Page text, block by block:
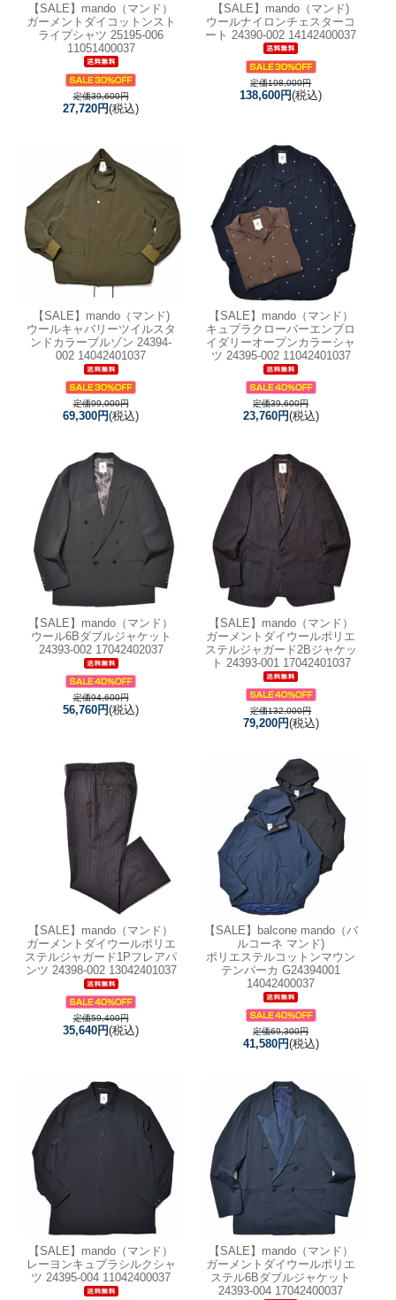
【SALE】 mando（マンド）
ガーメントダイコットンスト
ライプシャツ 25195-006
11051400037
定価39,600円
27,720円(税込)
【SALE】 mando（マンド)
ウールナイロンチェスターコ
ート 24390-002 14142400037
定価198,000円
138,600円(税込)
【SALE】 mando（マンド)
ウールキャバリーツイルスタ
ンドカラーブルゾン 24394-
002 14042401037
定価99,000円
69,300円(税込)
【SALE】 mando（マンド）
キュプラクローバーエンブロ
イダリーオープンカラーシャ
ツ 24395-002 11042401037
定価39,600円
23,760円(税込)
【SALE】 mando（マンド）
ウール6Bダブルジャケット
24393-002 17042402037
定価94,600円
56,760円(税込)
【SALE】 mando（マンド）
ガーメントダイウールポリエ
ステルジャガード2Bジャケッ
ト 24393-001 17042401037
定価132,000円
79,200円(税込)
【SALE】 mando（マンド）
ガーメントダイウールポリエ
ステルジャガード1Pフレアパ
ンツ 24398-002 13042401037
定価59,400円
35,640円(税込)
【SALE】
balcone mando（バ
ルコーネ マンド)
ポリエステルコットンマウン
テンパーカ G24394001
14042400037
定価69,300円
41,580円(税込)
【SALE】 mando（マンド）
レーヨンキュプラシルクシャ
ツ 24395-004 11042400037
【SALE】 mando（マンド）
ガーメントダイウールポリエ
ステル6Bダブルジャケット
24393-004 17042400037